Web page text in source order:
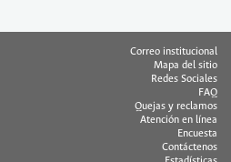
Correo institucional
Mapa del sitio
Redes Sociales
FAQ
Quejas y reclamos
Atención en línea
Encuesta
Contáctenos